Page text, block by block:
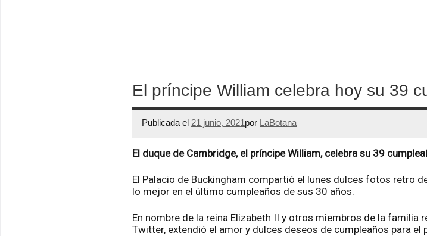
El príncipe William celebra hoy su 39
Publicada el 21 junio, 2021por LaBotana
El duque de Cambridge, el príncipe William, celebra su 39
El Palacio de Buckingham compartió el lunes dulces fotos retro
lo mejor en el último cumpleaños de sus 30 años.
En nombre de la reina Elizabeth II y otros miembros de la familia
Twitter, extendió el amor y dulces deseos de cumpleaños para el